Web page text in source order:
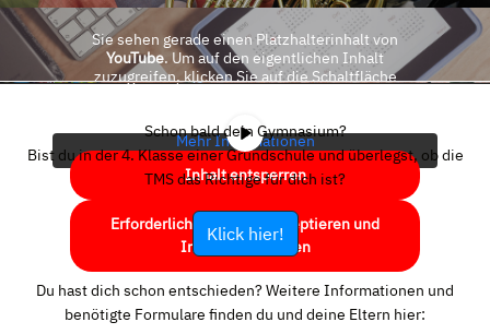
Sie sehen gerade einen Platzhalterinhalt von
YouTube. Um auf den eigentlichen Inhalt
zuzugreifen, klicken Sie auf die Schaltfläche
Mehr Informationen
Inhalt entsperren
Erforderlichen Service akzeptieren und
Inhalte entsperren
Schon bald dein Gymnasium?
Bist du in der 4. Klasse einer Grundschule und überlegst, ob die
TMS das Richtige für dich ist?
Klick hier!
Du hast dich schon entschieden? Weitere Informationen und
benötigte Formulare finden du und deine Eltern hier: